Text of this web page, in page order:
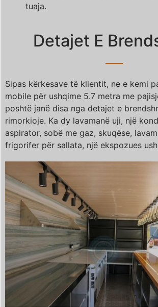
tuaja.
Detajet E
Sipas kërkesave të klientit, ne e kemi
mobile për ushqime 5.7 metra me
poshtë janë disa nga detajet e
rimorkioje. Ka dy lavamanë uji, një
aspirator, sobë me gaz, skuqëse,
frigorifer për sallata, një ekspozues